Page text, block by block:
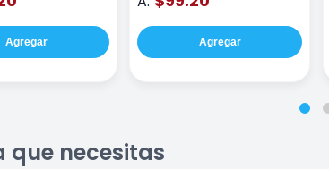
Agregar Agregar
que necesitas